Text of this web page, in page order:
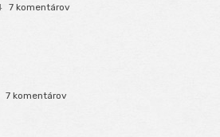
7 komentárov
7 komentárov